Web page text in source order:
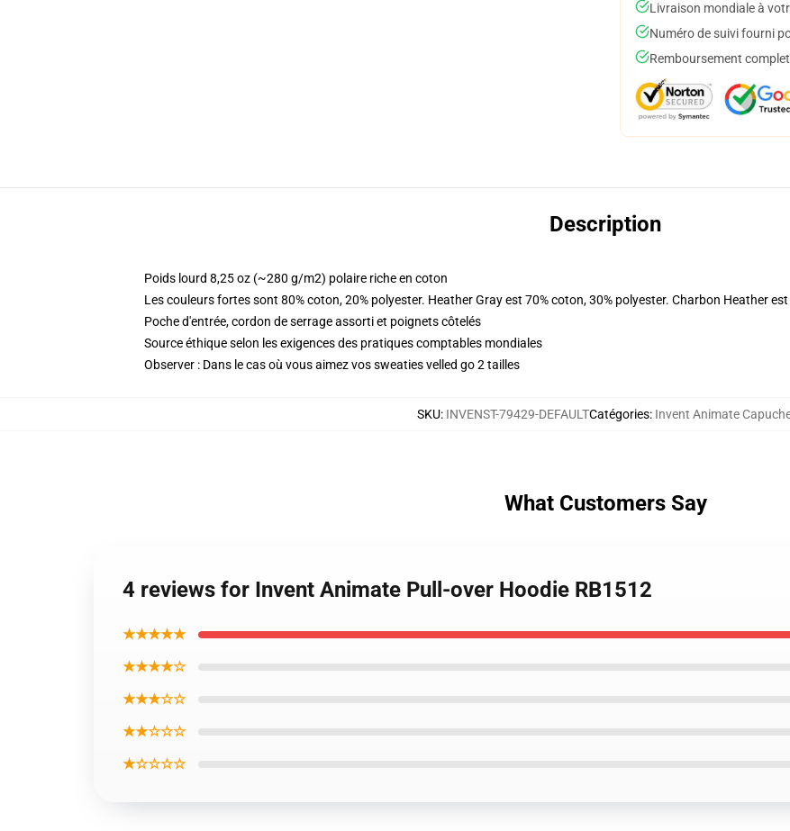
Livraison mondiale à
Numéro de suivi fourni
Remboursement
Description
Poids lourd 8,25 oz (~280 g/m2) polaire riche en coton
Les couleurs fortes sont 80% coton, 20% polyester. Heather Gray est 70% coton, 30% polyester. Charbon Heather
Poche d'entrée, cordon de serrage assorti et poignets côtelés
Source éthique selon les exigences des pratiques comptables mondiales
Observer : Dans le cas où vous aimez vos sweaties velled go 2 tailles
SKU: INVENST-79429-DEFAULTCatégories: Invent Animate
What Customers Say
4 reviews for Invent Animate Pull-over Hoodie RB1512
★★★★★
★★★★☆
★★★☆☆
★★☆☆☆
★☆☆☆☆